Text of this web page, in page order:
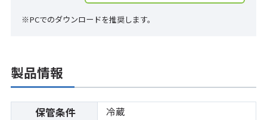
※PCでのダウンロードを推奨します。
製品情報
保管条件 冷蔵